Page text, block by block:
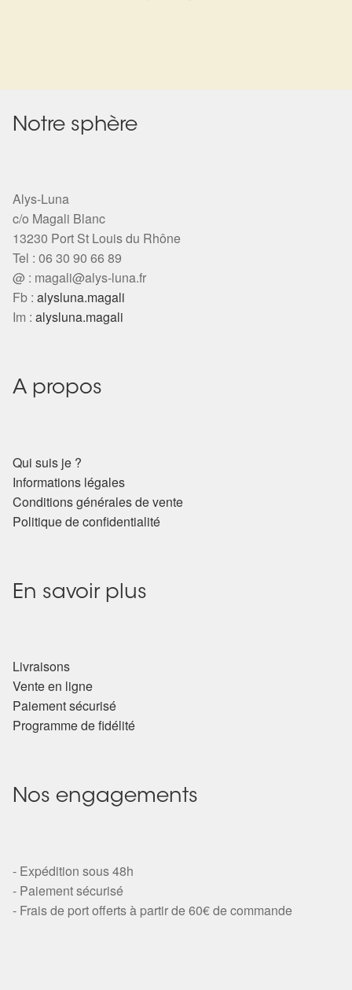
Notre sphère
Alys-Luna
c/o Magali Blanc
13230 Port St Louis du Rhône
Tel : 06 30 90 66 89
@ : magali@alys-luna.fr
Fb : alysluna.magali
Im : alysluna.magali
A propos
Qui suis je ?
Informations légales
Conditions générales de vente
Politique de confidentialité
En savoir plus
Livraisons
Vente en ligne
Paiement sécurisé
Programme de fidélité
Nos engagements
- Expédition sous 48h
- Paiement sécurisé
- Frais de port offerts à partir de 60€ de commande